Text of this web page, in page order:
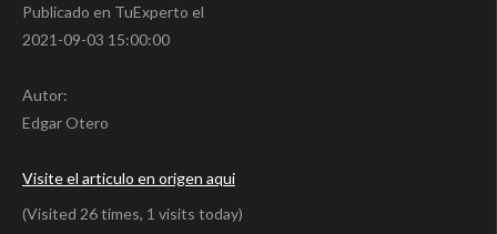
Publicado en TuExperto el
2021-09-03 15:00:00
Autor:
Edgar Otero
Visite el articulo en origen aqui
(Visited 26 times, 1 visits today)